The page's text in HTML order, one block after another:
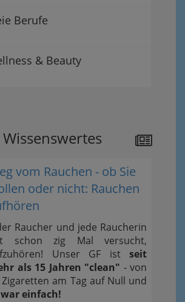
Berufe
& Beauty
vom Rauchen - ob Sie
oder nicht: Rauchen
Raucher und jede Raucherin
schon zig Mal versucht,
Unser GF ist seit
als 15 Jahren "clean" - von
Zigaretten am Tag auf Null und
einfach!